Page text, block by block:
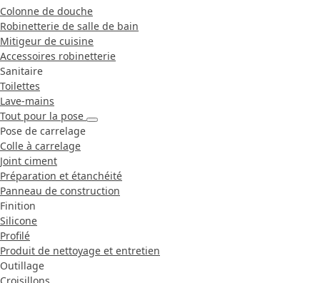
Colonne de douche
Robinetterie de salle de bain
Mitigeur de cuisine
Accessoires robinetterie
Sanitaire
Toilettes
Lave-mains
Tout pour la pose
Pose de carrelage
Colle à carrelage
Joint ciment
Préparation et étanchéité
Panneau de construction
Finition
Silicone
Profilé
Produit de nettoyage et entretien
Outillage